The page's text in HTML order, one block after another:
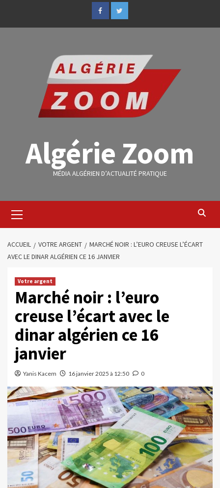
Algérie Zoom
MÉDIA ALGÉRIEN D’ACTUALITÉ PRATIQUE
ACCUEIL VOTRE ARGENT
MARCHÉ NOIR : L’EURO CREUSE L’ÉCART
AVEC LE DINAR ALGÉRIEN CE 16 JANVIER
Votre argent
Marché noir : l’euro
creuse l’écart avec le
dinar algérien ce 16
janvier
Yanis Kacem 16 janvier 2025 à 12:50 0